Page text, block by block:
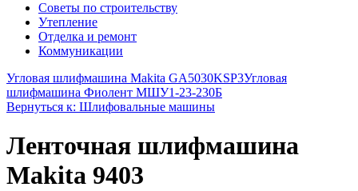
Советы по строительству
Утепление
Отделка и ремонт
Коммуникации
Угловая шлифмашина Makita GA5030KSP3Угловая
шлифмашина Фиолент МШУ1-23-230Б
Вернуться к: Шлифовальные машины
Ленточная шлифмашина
Makita 9403